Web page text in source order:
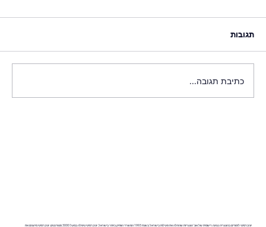
תגובות
כתיבת תגובה...
יוניברסיטי לימודים בהונגריה נציגה רישמית של אונ' הונגריות שהחלה את פעילות בישראל בשנת 1993 המשרד הוותיק ביותר בישראל. יוניברסיטי טיפלה במעל 3000 סטודנטים. יוניברסיטי מייצגים את